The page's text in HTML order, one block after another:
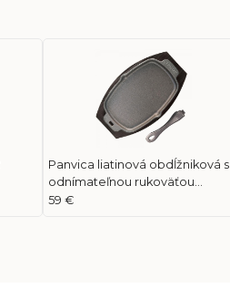
Panvica liatinová obdĺžniková s
odnímateľnou rukoväťou
(56008)
59 €